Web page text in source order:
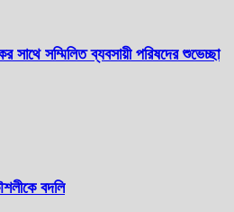
সম্মিলিত ব্যবসায়ী পরিষদের শুভেচ্ছা
বদলি